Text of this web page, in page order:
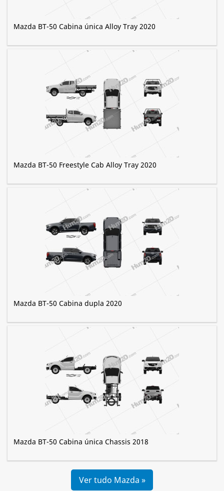
Mazda BT-50 Cabina única Alloy Tray 2020
Mazda BT-50 Freestyle Cab Alloy Tray 2020
Mazda BT-50 Cabina dupla 2020
Mazda BT-50 Cabina única Chassis 2018
Ver tudo Mazda »